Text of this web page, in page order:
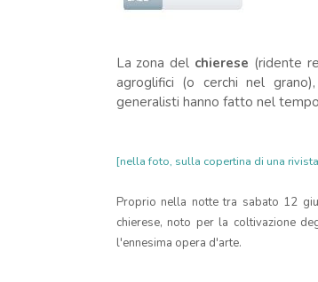
La zona del chierese (ridente
agroglifici (o cerchi nel
generalisti hanno fatto nel
[nella foto, sulla copertina di una
Proprio nella notte tra sabato 12
chierese, noto per la coltivazione
l'ennesima opera d'arte.